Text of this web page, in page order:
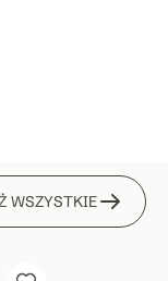
WSZYSTKIE